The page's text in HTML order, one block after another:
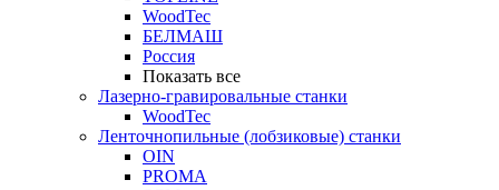
WoodTec
БЕЛМАШ
Россия
Показать все
Лазерно-гравировальные станки
WoodTec
Ленточнопильные (лобзиковые) станки
OIN
PROMA